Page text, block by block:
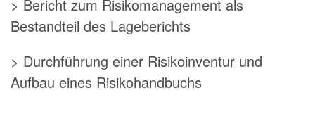
> Bericht zum Risikomanagement als
Bestandteil des Lageberichts
> Durchführung einer Risikoinventur und
Aufbau eines Risikohandbuchs